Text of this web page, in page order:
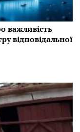
важливість
відповідальної